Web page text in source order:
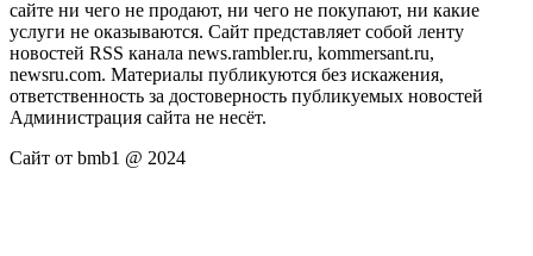
сайте ни чего не продают, ни чего не покупают, ни какие
услуги не оказываются. Сайт представляет собой ленту
новостей RSS канала news.rambler.ru, kommersant.ru,
newsru.com. Материалы публикуются без искажения,
ответственность за достоверность публикуемых новостей
Администрация сайта не несёт.
Сайт от bmb1 @ 2024